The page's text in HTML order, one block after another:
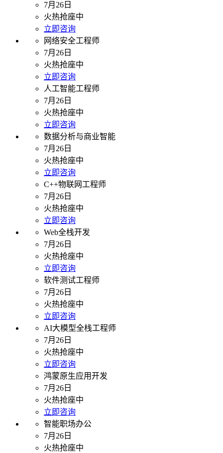
7月26日
火热抢座中
立即咨询
网络安全工程师
7月26日
火热抢座中
立即咨询
人工智能工程师
7月26日
火热抢座中
立即咨询
数据分析与商业智能
7月26日
火热抢座中
立即咨询
C++物联网工程师
7月26日
火热抢座中
立即咨询
Web全栈开发
7月26日
火热抢座中
立即咨询
软件测试工程师
7月26日
火热抢座中
立即咨询
AI大模型全栈工程师
7月26日
火热抢座中
立即咨询
鸿蒙原生应用开发
7月26日
火热抢座中
立即咨询
智能职场办公
7月26日
火热抢座中